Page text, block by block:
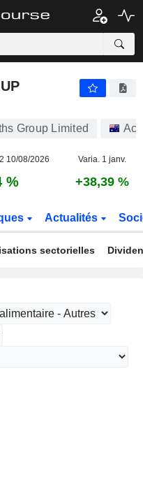
Group Limited
10/08/2026 Varia. 1 janv.
% +38,39 %
Actualités
sectorielles